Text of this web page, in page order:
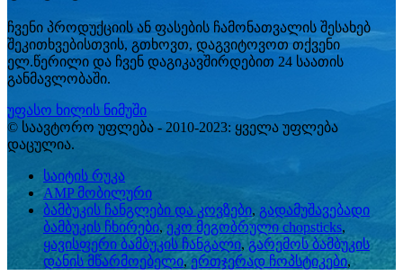
ჩვენი პროდუქციის ან ფასების ჩამონათვალის შესახებ
შეკითხვებისთვის, გთხოვთ, დაგვიტოვოთ თქვენი
ელ.წერილი და ჩვენ დაგიკავშირდებით 24 საათის
განმავლობაში.
უფასო ხილის ნიმუში
© საავტორო უფლება - 2010-2023: ყველა უფლება
დაცულია.
საიტის რუკა
AMP მობილური
ბამბუკის ჩანგლები და კოვზები, გადამუშავებადი
ბამბუკის ჩხირები, ეკო მეგობრული chopsticks,
ყავისფერი ბამბუკის ჩანგალი, გარემოს ბამბუკის
დანის მწარმოებელი, ერთჯერად ჩოპსტიკები,